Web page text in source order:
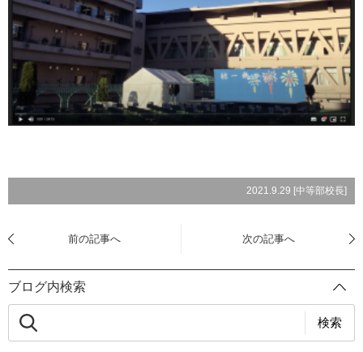
2021.9.29 [中等部校長]
前の記事へ 次の記事へ
ブログ内検索
検索